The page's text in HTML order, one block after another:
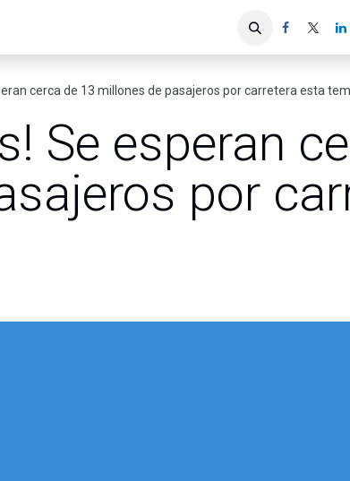
cerca de 13 millones de pasajeros por carretera esta
Se esperan
por